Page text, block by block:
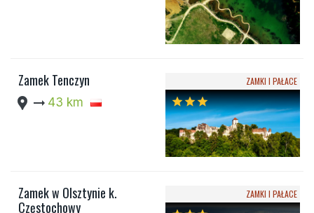
Zamek Tenczyn
location_pin arrow_right_alt 43 km
ZAMKI I PAŁACE
starstarstar
Zamek w Olsztynie k.
Częstochowy
ZAMKI I PAŁACE